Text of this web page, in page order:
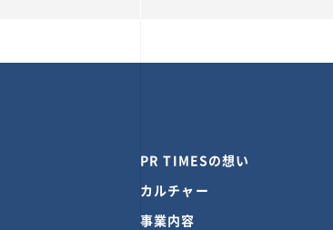
PR TIMESの想い
カルチャー
事業内容